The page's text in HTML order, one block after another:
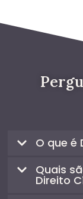
O que é
Quais
Direito